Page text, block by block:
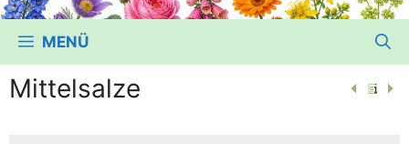
MENÜ
Mittelsalze